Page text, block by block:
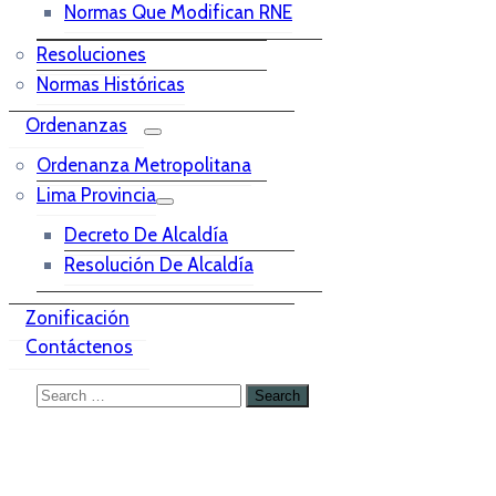
Normas Que Modifican RNE
Resoluciones
Normas Históricas
Ordenanzas
Ordenanza Metropolitana
Lima Provincia
Decreto De Alcaldía
Resolución De Alcaldía
Zonificación
Contáctenos